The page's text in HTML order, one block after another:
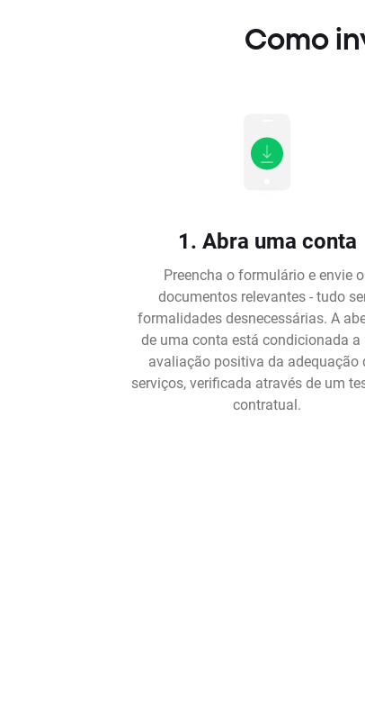
Como
1. Abra uma conta
Preencha o formulário e envie
documentos relevantes - tudo
formalidades desnecessárias. A
de uma conta está condicionada a
avaliação positiva da adequação
serviços, verificada através de um
contratual.